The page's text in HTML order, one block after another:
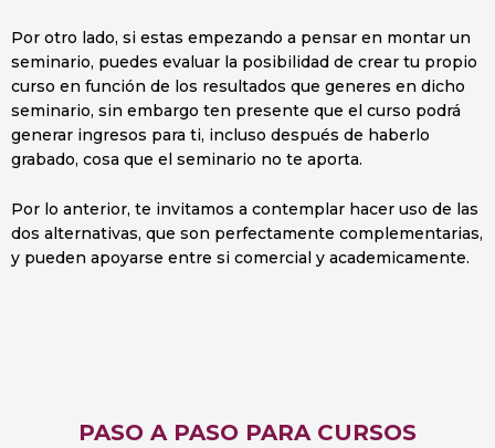
Por otro lado, si estas empezando a pensar en montar un
seminario, puedes evaluar la posibilidad de crear tu propio
curso en función de los resultados que generes en dicho
seminario, sin embargo ten presente que el curso podrá
generar ingresos para ti, incluso después de haberlo
grabado, cosa que el seminario no te aporta.
Por lo anterior, te invitamos a contemplar hacer uso de las
dos alternativas, que son perfectamente complementarias,
y pueden apoyarse entre si comercial y academicamente.
PASO A PASO PARA CURSOS